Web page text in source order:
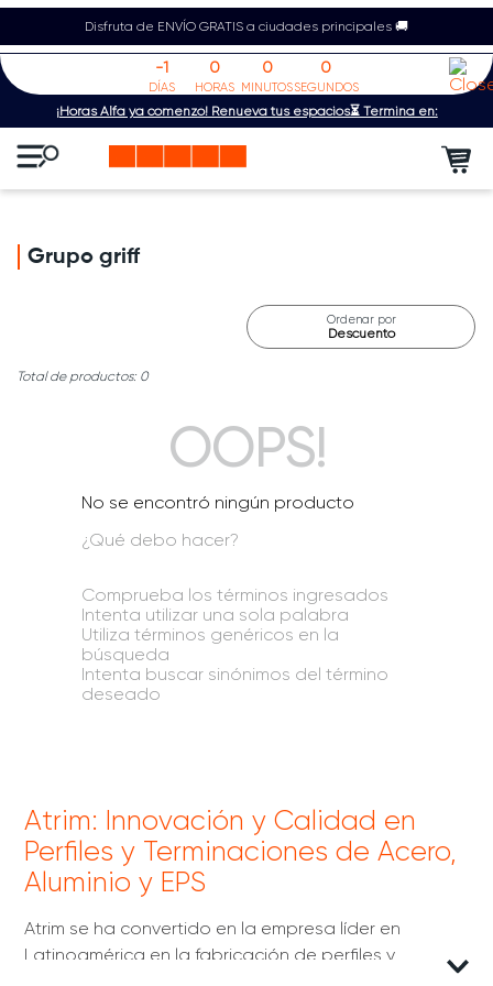
Disfruta de ENVÍO GRATIS a ciudades principales 🚚
¡Horas Alfa ya comenzó! Renueva tus espacios⏳ Termina en:
-1
DÍAS
0
HORAS
0
MINUTOS
0
SEGUNDOS
Grupo griff
Ordenar por
Descuento
0
OOPS!
No se encontró ningún producto
¿Qué debo hacer?
Comprueba los términos ingresados
Intenta utilizar una sola palabra
Utiliza términos genéricos en la
búsqueda
Intenta buscar sinónimos del término
deseado
Atrim: Innovación y Calidad en
Perfiles y Terminaciones de Acero,
Aluminio y EPS
Atrim se ha convertido en la empresa líder en
Latinoamérica en la fabricación de perfiles y